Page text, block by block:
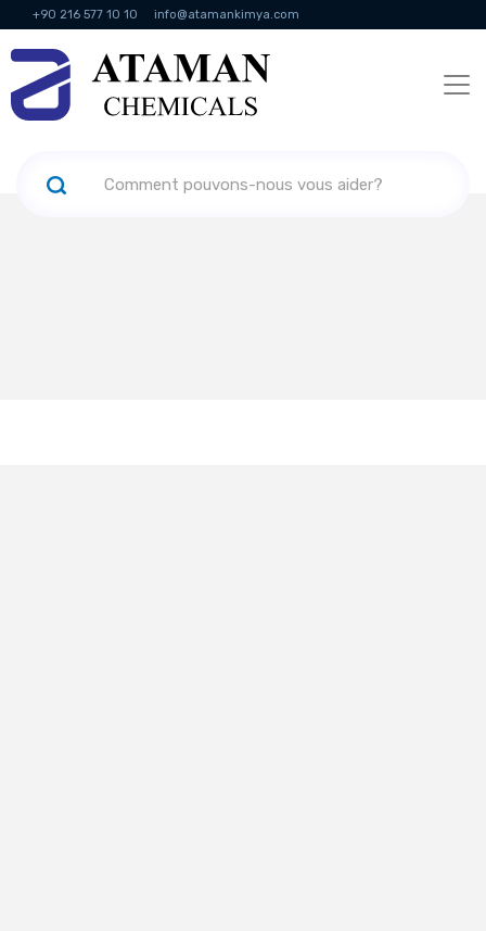
+90 216 577 10 10 info@atamankimya.com
KVKK Politikası Services de la société de l'information
humaines